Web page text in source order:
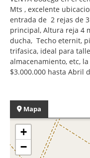
Mts , excelente
entrada de 2 rejas de
principal, Altura reja 4
ducha, Techo eternit,
trifasica, ideal para
almacenamiento, etc,
$3.000.000 hasta Abril
Mapa
+
−